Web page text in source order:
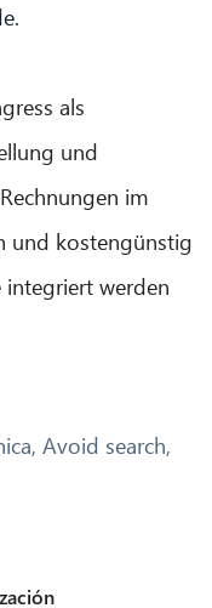
.
als
und
im
und kostengünstig
integriert werden
, Avoid search,